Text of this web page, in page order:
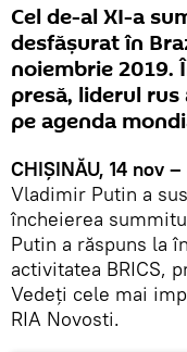
Cel de-al XI-a
desfășurat în
noiembrie 2019.
presă, liderul
pe agenda
CHIȘINĂU, 14 nov
Vladimir Putin a
încheierea
Putin a răspuns la
activitatea BRICS,
Vedeți cele mai
RIA Novosti.